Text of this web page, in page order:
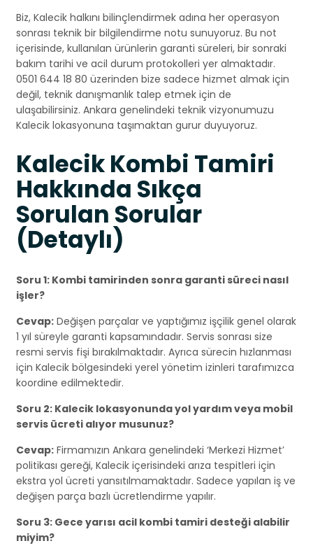
Biz, Kalecik halkını bilinçlendirmek adına her operasyon
sonrası teknik bir bilgilendirme notu sunuyoruz. Bu not
içerisinde, kullanılan ürünlerin garanti süreleri, bir sonraki
bakım tarihi ve acil durum protokolleri yer almaktadır.
0501 644 18 80 üzerinden bize sadece hizmet almak için
değil, teknik danışmanlık talep etmek için de
ulaşabilirsiniz. Ankara genelindeki teknik vizyonumuzu
Kalecik lokasyonuna taşımaktan gurur duyuyoruz.
Kalecik Kombi Tamiri
Hakkında Sıkça
Sorulan Sorular
(Detaylı)
Soru 1: Kombi tamirinden sonra garanti süreci nasıl
işler?
Cevap: Değişen parçalar ve yaptığımız işçilik genel olarak
1 yıl süreyle garanti kapsamındadır. Servis sonrası size
resmi servis fişi bırakılmaktadır. Ayrıca sürecin hızlanması
için Kalecik bölgesindeki yerel yönetim izinleri tarafımızca
koordine edilmektedir.
Soru 2: Kalecik lokasyonunda yol yardım veya mobil
servis ücreti alıyor musunuz?
Cevap: Firmamızın Ankara genelindeki ‘Merkezi Hizmet’
politikası gereği, Kalecik içerisindeki arıza tespitleri için
ekstra yol ücreti yansıtılmamaktadır. Sadece yapılan iş ve
değişen parça bazlı ücretlendirme yapılır.
Soru 3: Gece yarısı acil kombi tamiri desteği alabilir
miyim?